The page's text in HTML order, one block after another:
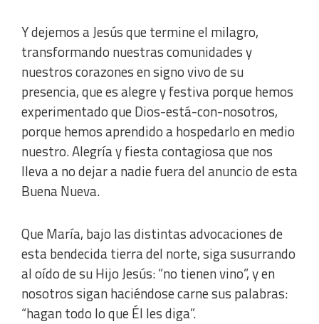
Y dejemos a Jesús que termine el milagro,
transformando nuestras comunidades y
nuestros corazones en signo vivo de su
presencia, que es alegre y festiva porque hemos
experimentado que Dios-está-con-nosotros,
porque hemos aprendido a hospedarlo en medio
nuestro. Alegría y fiesta contagiosa que nos
lleva a no dejar a nadie fuera del anuncio de esta
Buena Nueva.
Que María, bajo las distintas advocaciones de
esta bendecida tierra del norte, siga susurrando
al oído de su Hijo Jesús: “no tienen vino”, y en
nosotros sigan haciéndose carne sus palabras:
“hagan todo lo que Él les diga”.